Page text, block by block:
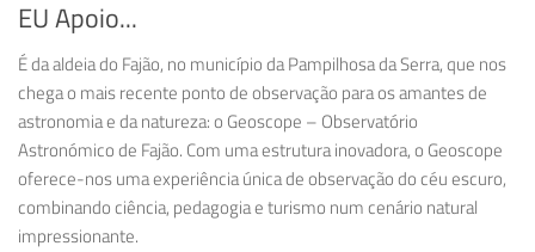
EU Apoio...
É da aldeia do Fajão, no município da Pampilhosa da Serra, que nos
chega o mais recente ponto de observação para os amantes de
astronomia e da natureza: o Geoscope – Observatório
Astronómico de Fajão. Com uma estrutura inovadora, o Geoscope
oferece-nos uma experiência única de observação do céu escuro,
combinando ciência, pedagogia e turismo num cenário natural
impressionante.